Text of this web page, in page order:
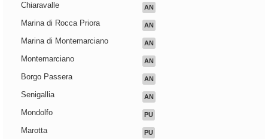
Chiaravalle AN
Marina di Rocca Priora AN
Marina di Montemarciano AN
Montemarciano AN
Borgo Passera AN
Senigallia AN
Mondolfo PU
Marotta PU